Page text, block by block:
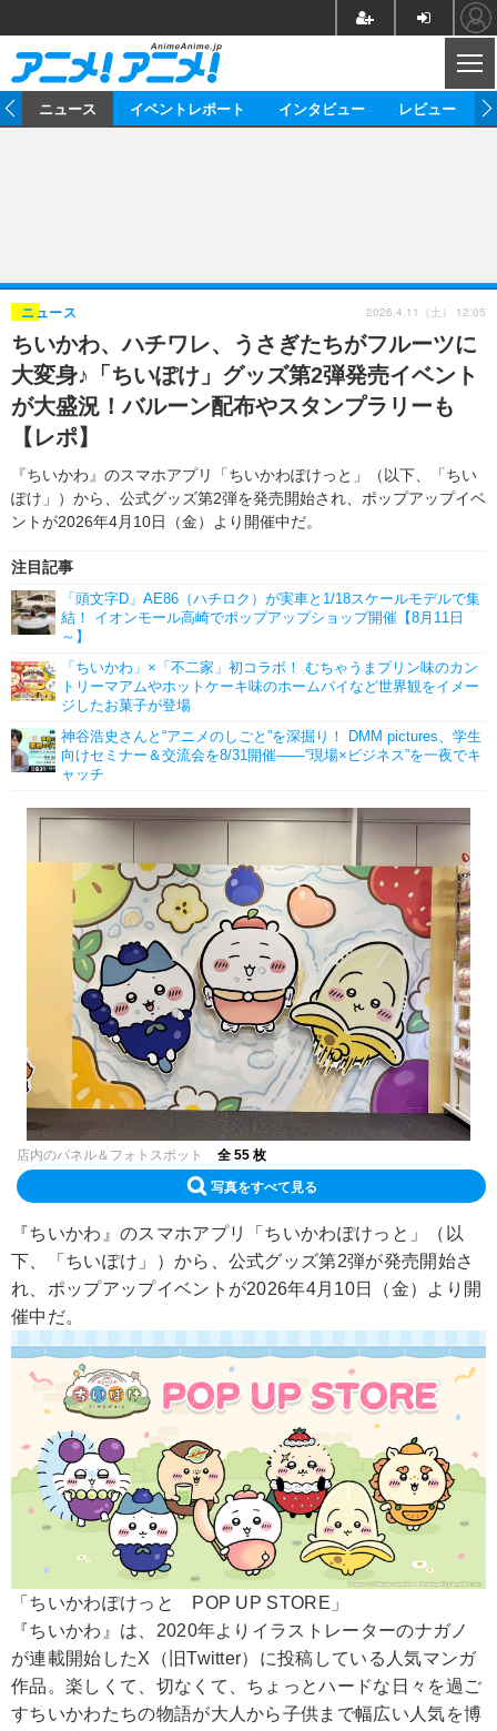
ゲーム グッズ
イベント 海外
海外イベント ビジネス
俳優・タレント アーティスト
ビジネス
アニメ 実写
書評 イベント
動画
アニメ 映画/ドラマ
アニメ！アニメ！TV
連載・コラム
ニュース イベントレポート インタビュー レビュー
ちいかわ、ハチワレ、うさぎたちがフルーツに
大変身♪「ちいぽけ」グッズ第2弾発売イベント
が大盛況！バルーン配布やスタンプラリーも
【レポ】
『ちいかわ』のスマホアプリ「ちいかわぽけっと」（以下、「ちい
ぽけ」）から、公式グッズ第2弾を発売開始され、ポップアップイベ
ントが2026年4月10日（金）より開催中だ。
ニュース
注目記事
「頭文字D」AE86（ハチロク）が実車と1/18スケールモデルで集
結！ イオンモール高崎でポップアップショップ開催【8月11日
～】
「ちいかわ」×「不二家」初コラボ！ むちゃうまプリン味のカン
トリーマアムやホットケーキ味のホームパイなど世界観をイメー
ジしたお菓子が登場
神谷浩史さんと“アニメのしごと”を深掘り！ DMM pictures、学生
向けセミナー＆交流会を8/31開催――“現場×ビジネス”を一夜でキ
ャッチ
2026.4.11（土） 12:05
店内のパネル＆フォトスポット 全 55 枚
写真をすべて見る
『ちいかわ』のスマホアプリ「ちいかわぽけっと」（以
下、「ちいぽけ」）から、公式グッズ第2弾が発売開始さ
れ、ポップアップイベントが2026年4月10日（金）より開
催中だ。
「ちいかわぽけっと POP UP STORE」
『ちいかわ』は、2020年よりイラストレーターのナガノ
が連載開始したX（旧Twitter）に投稿している人気マンガ
作品。楽しくて、切なくて、ちょっとハードな日々を過ご
すちいかわたちの物語が大人から子供まで幅広い人気を博